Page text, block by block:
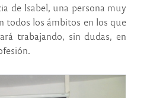
de Isabel, una persona muy
todos los ámbitos en los que
trabajando, sin dudas, en